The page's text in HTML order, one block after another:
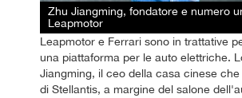
Zhu Jiangming, fondatore e numero
Leapmotor
Leapmotor e Ferrari sono in trattative
una piattaforma per le auto elettriche.
Jiangming, il ceo della casa cinese
di Stellantis, a margine del salone